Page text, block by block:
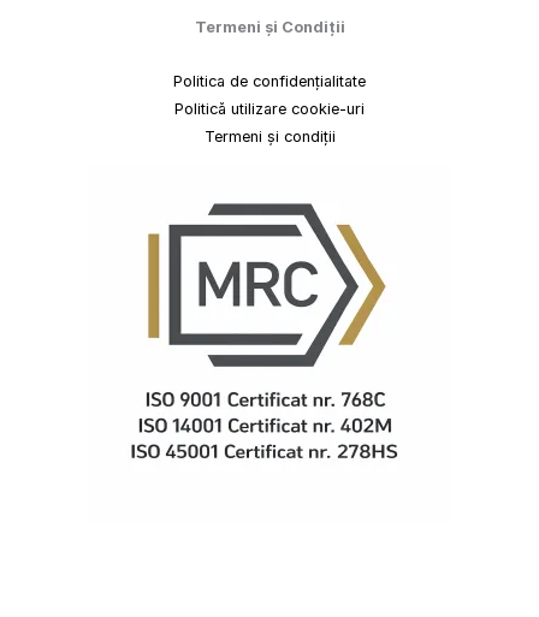
Termeni și Condiții
Politica de confidențialitate
Politică utilizare cookie-uri
Termeni și condiții